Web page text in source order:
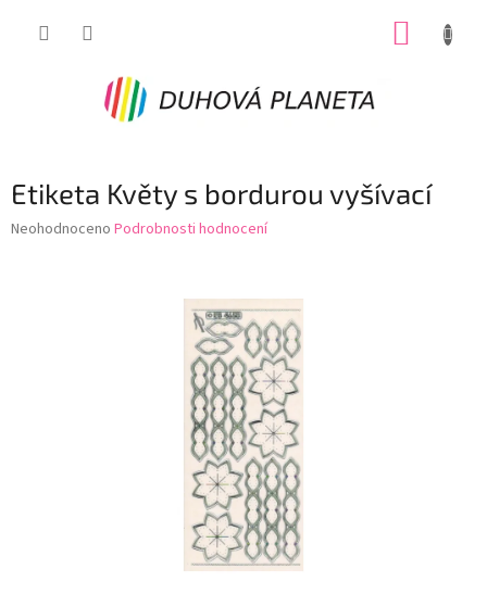
Etiketa Květy s bordurou vyšívací
Průměrné
Neohodnoceno Podrobnosti hodnocení